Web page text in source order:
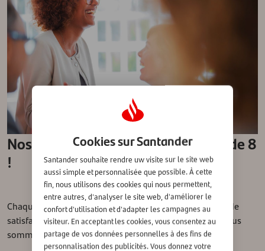
Nos clients nous attribuent la note de 8
!
Chaque année, le groupe Santander mène une enquête de
satisfaction indépendante dans les différents pays où nous
sommes présents.
Cookies sur Santander
Santander souhaite rendre uw visite sur le site web
aussi simple et personnalisée que possible. À cette
fin, nous utilisons des cookies qui nous permettent,
entre autres, d'analyser le site web, d'améliorer le
confort d'utilisation et d'adapter les campagnes au
visiteur. En acceptant les cookies, vous consentez au
partage de vos données personnelles à des fins de
personnalisation des publicités. Vous donnez votre